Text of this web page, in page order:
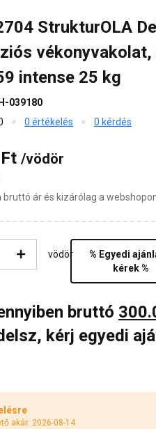
StrukturOLA
intense 25 kg
039180
0 értékelés 0 kérdés
/vödör
bruttó ár és kizárólag a
vödör
% Egyedi
kérek %
bruttó
kérj egyedi
akár: 2026-08-14